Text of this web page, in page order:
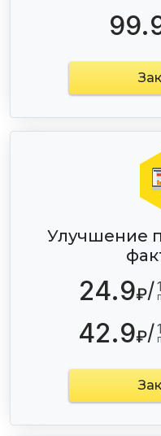
Улучшение
24.9₽/
42.9₽/